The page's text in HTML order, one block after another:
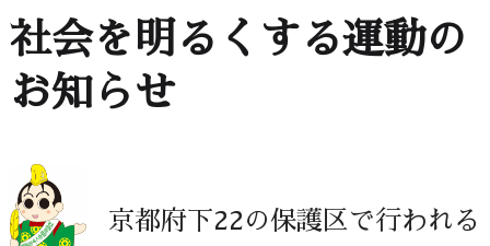
社会を明るくする運動の
お知らせ
京都府下22の保護区で行われる